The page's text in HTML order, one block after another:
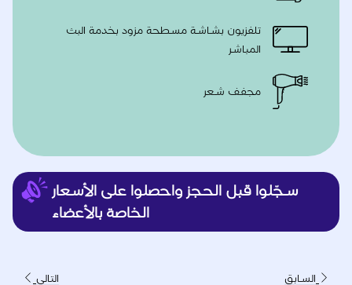
تلفزيون بشاشة مسطحة مزود بخدمة البث
المباشر
مجفف شعر
السابق التالي